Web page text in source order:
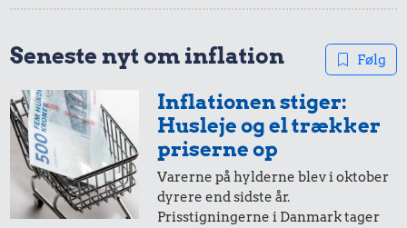
10,-
i 1959
= 164,-
i dag
5,-
i 1959
= 82,-
10 øre = 2,-
Seneste nyt om inflation Følg
Inflationen stiger:
Husleje og el trækker
priserne op
Varerne på hylderne blev i oktober
dyrere end sidste år.
Prisstigningerne i Danmark tager